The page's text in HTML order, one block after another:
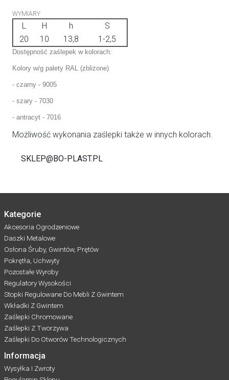
WYMIARY
L H h
S
20
10 13,8 1-2,5
Dostępność zaślepek w kolorach:
Kolory w/g palety RAL (zbliżone)
- czarny - 9005
- szary - 7030
- antracyt - 7016
Możliwość wykonania zaślepki także w innych kolorach.
SKLEP@BO-PLAST.PL
Kategorie
Akcesoria Ogrodzeniowe
Daszki Metalowe
Osłona Śruby, Gwintów, Prętów
Pokrętła, Uchwyty
Pozostałe Wyroby
Regulatory Wysokości
Stopki Regulowane Do Mebli Z Gwintem
Wkładki Z Gwintem
Zaślepki Chromowane
Zaślepki Z Tworzywa
Zaślepki Do Otworów Technologicznych
Informacja
Wysyłka I Zwroty